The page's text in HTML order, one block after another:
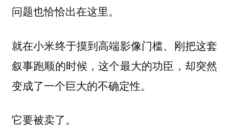
问题也恰恰出在这里。
就在小米终于摸到高端影像门槛、刚把这套
叙事跑顺的时候，这个最大的功臣，却突然
变成了一个巨大的不确定性。
它要被卖了。